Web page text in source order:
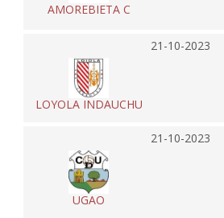
AMOREBIETA C
21-10-2023
LOYOLA INDAUCHU
21-10-2023
UGAO